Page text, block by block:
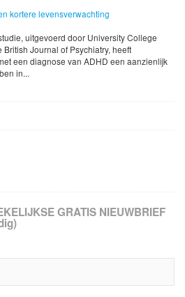
kortere levensverwachting
uitgevoerd door University College
Journal of Psychiatry, heeft
een diagnose van ADHD een aanzienlijk
in...
GRATIS NIEUWBRIEF